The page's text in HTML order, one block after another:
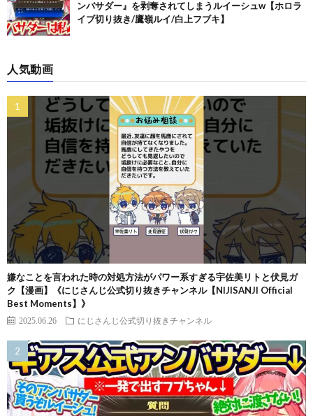
ンバサダー』を剥奪されてしまうルイーシュw【ホロラ
イブ切り抜き/鷹嶺ルイ/白上フブキ】
人気動画
嫌なことを言われた時の対処方法がパワー系すぎる宇佐美リトと伏見ガ
ク【漫画】《にじさんじ公式切り抜きチャンネル【NIJISANJI Official
Best Moments】》
2025.06.26 にじさんじ公式切り抜きチャンネル